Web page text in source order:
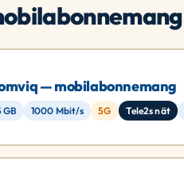
— mobilabonnemang
GB 1000 Mbit/s 5G Tele2s nät